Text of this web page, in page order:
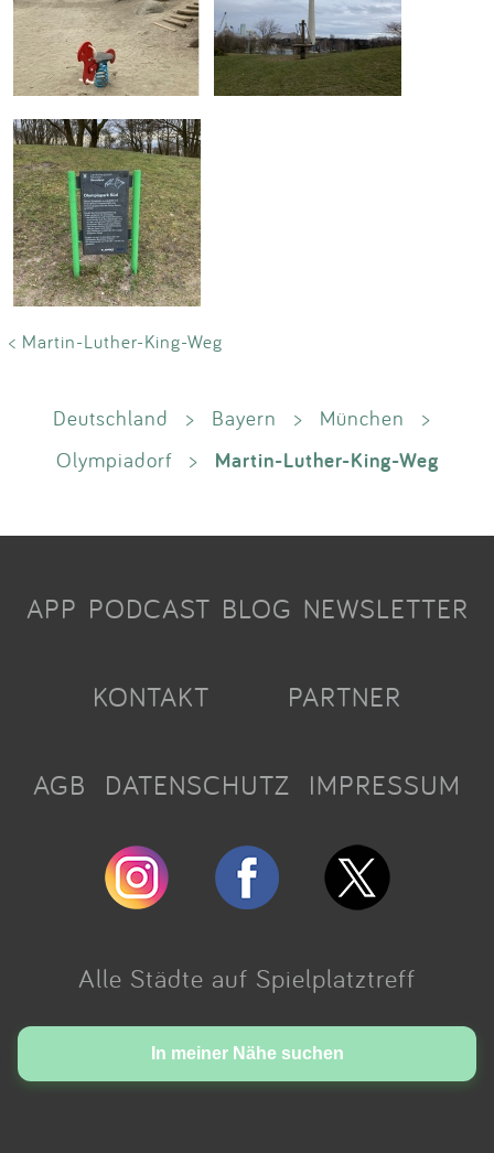
< Martin-Luther-King-Weg
Deutschland > Bayern > München
>
Olympiadorf
> Martin-Luther-King-Weg
In meiner Nähe suchen
APP PODCAST BLOG NEWSLETTER
KONTAKT PARTNER
AGB DATENSCHUTZ IMPRESSUM
Alle Städte auf Spielplatztreff
Made with love in Cologne.